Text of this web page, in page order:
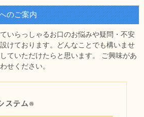
のご案内
いらっしゃるお口のお悩みや疑問・不安
けております。どんなことでも構いませ
ていただけたらと思います。 ご興味があ
せください。